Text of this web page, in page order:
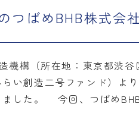
つばめBHB株式会
（所在地：東京都渋谷
い創造二号ファンド）よ
した。 今回、つばめ